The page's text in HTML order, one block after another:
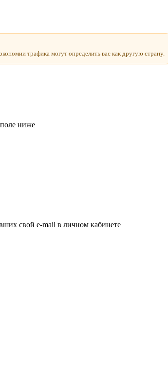
трафика могут определить вас как другую страну.
ниже
свой e-mail в личном кабинете